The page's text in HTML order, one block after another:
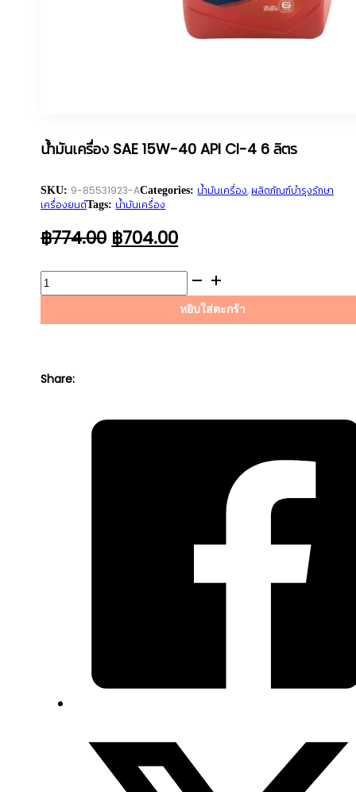
น้ำมันเครื่อง SAE 15W-40 API CI-4 6 ลิตร
SKU: 9-85531923-ACategories: น้ำมันเครื่อง, ผลิตภัณฑ์บำรุงรักษา
เครื่องยนต์Tags: น้ำมันเครื่อง
฿774.00 ORIGINAL
PRICE
WAS:
฿774.00.
฿704.00CURRENT
PRICE
IS:
฿704.00.
จำนวน
น้ำมัน
เครื่อง
40
หยิบใส่ตะกร้า
Share: